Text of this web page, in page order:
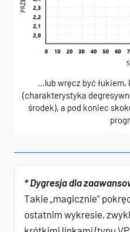
…lub wręcz być łukiem,
(charakterystyka
środek), a pod koniec
* Dygresja dla
Takie „magicznie”
ostatnim wykresie,